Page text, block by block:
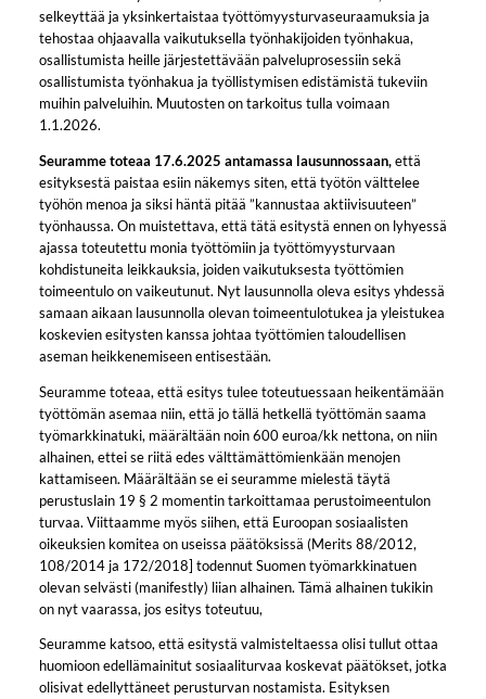
selkeyttää ja yksinkertaistaa työttömyysturvaseuraamuksia ja
tehostaa ohjaavalla vaikutuksella työnhakijoiden työnhakua,
osallistumista heille järjestettävään palveluprosessiin sekä
osallistumista työnhakua ja työllistymisen edistämistä tukeviin
muihin palveluihin. Muutosten on tarkoitus tulla voimaan
1.1.2026.
Seuramme toteaa 17.6.2025 antamassa lausunnossaan,että
esityksestä paistaa esiin näkemys siten, että työtön välttelee
työhön menoa ja siksi häntä pitää ”kannustaa aktiivisuuteen”
työnhaussa. On muistettava, että tätä esitystä ennen on lyhyessä
ajassa toteutettu monia työttömiin ja työttömyysturvaan
kohdistuneita leikkauksia, joiden vaikutuksesta työttömien
toimeentulo on vaikeutunut. Nyt lausunnolla oleva esitys yhdessä
samaan aikaan lausunnolla olevan toimeentulotukea ja yleistukea
koskevien esitysten kanssa johtaa työttömien taloudellisen
aseman heikkenemiseen entisestään.
Seuramme toteaa, että esitys tulee toteutuessaan heikentämään
työttömän asemaa niin, että jo tällä hetkellä työttömän saama
työmarkkinatuki, määrältään noin 600 euroa/kk nettona, on niin
alhainen, ettei se riitä edes välttämättömienkään menojen
kattamiseen. Määrältään se ei seuramme mielestä täytä
perustuslain 19 § 2 momentin tarkoittamaa perustoimeentulon
turvaa. Viittaamme myös siihen, että Euroopan sosiaalisten
oikeuksien komitea on useissa päätöksissä (Merits 88/2012,
108/2014 ja 172/2018] todennut Suomen työmarkkinatuen
olevan selvästi (manifestly) liian alhainen. Tämä alhainen tukikin
on nyt vaarassa, jos esitys toteutuu,
Seuramme katsoo, että esitystä valmisteltaessa olisi tullut ottaa
huomioon edellämainitut sosiaaliturvaa koskevat päätökset, jotka
olisivat edellyttäneet perusturvan nostamista. Esityksen